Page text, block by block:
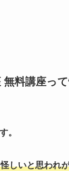
無料講座っ
。
しいと思われ